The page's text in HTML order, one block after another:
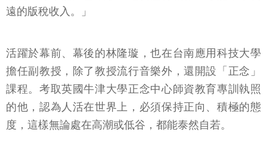
遠的版稅收入。」
活躍於幕前、幕後的林隆璇，也在台南應用科技大學
擔任副教授，除了教授流行音樂外，還開設「正念」
課程。考取英國牛津大學正念中心師資教育專訓執照
的他，認為人活在世界上，必須保持正向、積極的態
度，這樣無論處在高潮或低谷，都能泰然自若。